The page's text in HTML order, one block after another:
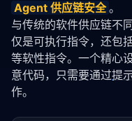
Agent 供应链安全 。
与传统的软件供应链不
仅是可执行指令，还包
等软性指令。一个精心
意代码，只需要通过提
作。